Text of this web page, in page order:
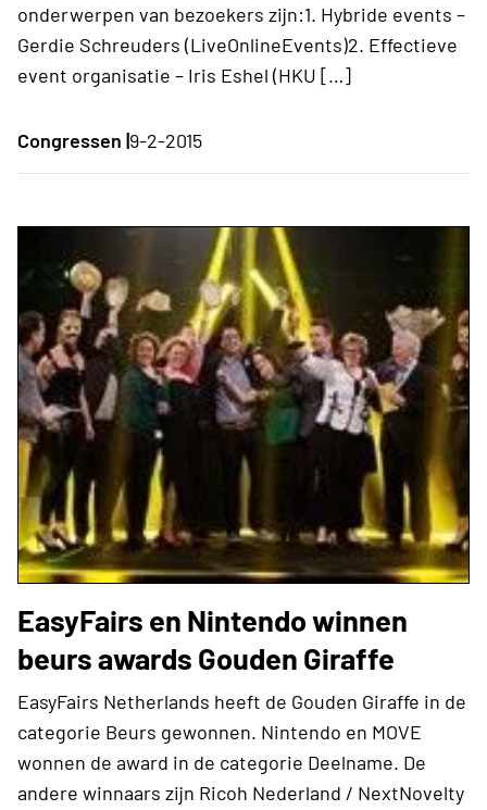
onderwerpen van bezoekers zijn:1. Hybride events –
Gerdie Schreuders (LiveOnlineEvents)2. Effectieve
event organisatie – Iris Eshel (HKU […]
Congressen |9-2-2015
EasyFairs en Nintendo winnen
beurs awards Gouden Giraffe
EasyFairs Netherlands heeft de Gouden Giraffe in de
categorie Beurs gewonnen. Nintendo en MOVE
wonnen de award in de categorie Deelname. De
andere winnaars zijn Ricoh Nederland / ​NextNovelty